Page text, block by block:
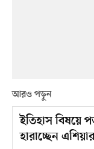
আরও পড়ুন
ইতিহাস বিষয়ে
হারাচ্ছেন